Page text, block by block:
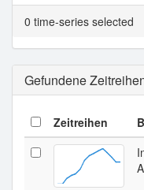
0 time-series selected
Gefundene
Zeitreihen